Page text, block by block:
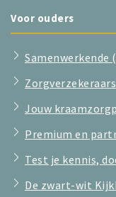
Voor ouders
Jouw
Premium en
Test je kennis,
De zwart-wit